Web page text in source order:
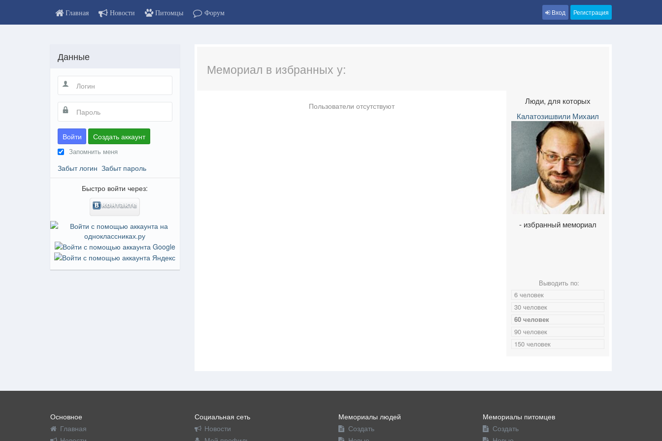
Главная Новости Питомцы Форум Вход Регистрация
Мемориал в избранных у:
Пользователи отсутствуют
Люди, для которых
Калатозишвили Михаил
- избранный мемориал
Выводить по:
6 человек
30 человек
60 человек
90 человек
150 человек
Данные
Войти Создать аккаунт
Запомнить меня
Забыт логин Забыт пароль
Быстро войти через:
Основное
Главная
Социальная сеть
Новости
Мемориалы людей
Создать
Мемориалы питомцев
Создать